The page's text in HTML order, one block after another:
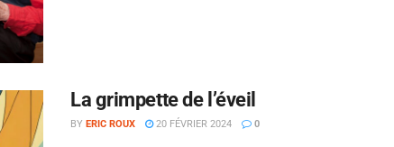
La grimpette de l’éveil
BY ERIC ROUX 20 FÉVRIER 2024 0